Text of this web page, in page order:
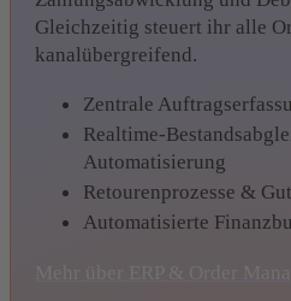
Gleichzeitig steuert ihr alle
kanalübergreifend.
Zentrale
Realtime-
Automatisierung
Retourenprozesse &
Automatisierte